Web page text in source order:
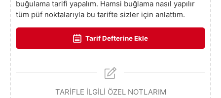
buğulama tarifi yapalım. Hamsi buğlama nasıl yapılır
tüm püf noktalarıyla bu tarifte sizler için anlattım.
Tarif Defterine Ekle
TARİFLE İLGİLİ ÖZEL NOTLARIM